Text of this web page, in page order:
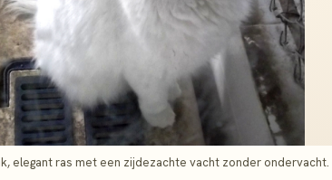
elegant ras met een zijdezachte vacht zonder ondervacht.